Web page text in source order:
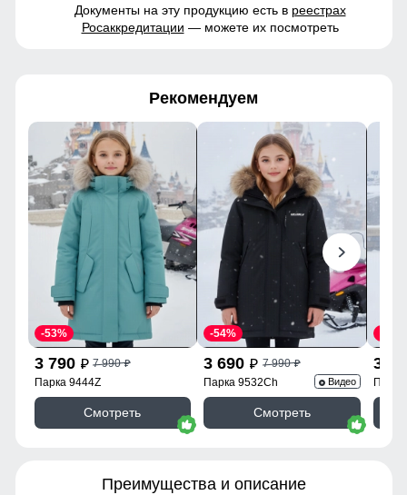
Документы на эту продукцию есть в реестрах
Росаккредитации — можете их посмотреть
Рекомендуем
3 790 p 7 990p
-53%
Парка 9444Z
Смотреть
3 690 p 7 990p
-54%
Парка 9532Ch Видео
Смотреть
3
Преимущества и описание